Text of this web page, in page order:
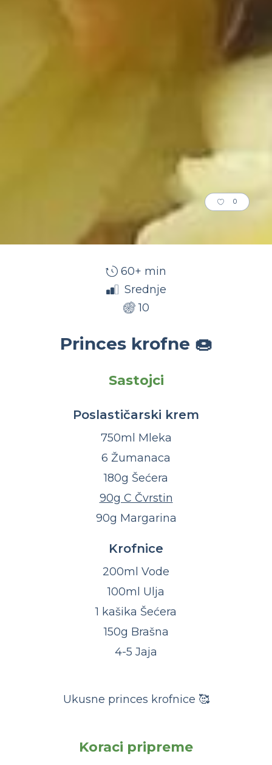
0
60+ min
Srednje
10
Princes krofne 🍩
Sastojci
Poslastičarski krem
750ml Mleka
6 Žumanaca
180g Šećera
90g C Čvrstin
90g Margarina
Krofnice
200ml Vode
100ml Ulja
1 kašika Šećera
150g Brašna
4-5 Jaja
Ukusne princes krofnice 🥰
Koraci pripreme